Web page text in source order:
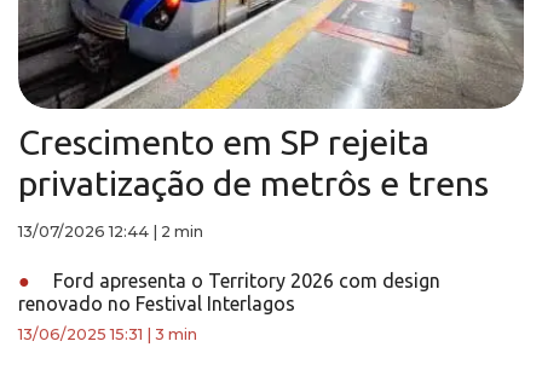
Crescimento em SP rejeita
privatização de metrôs e trens
13/07/2026 12:44 2 min
●
Ford apresenta o Territory 2026 com design
renovado no Festival Interlagos
13/06/2025 15:31 3 min